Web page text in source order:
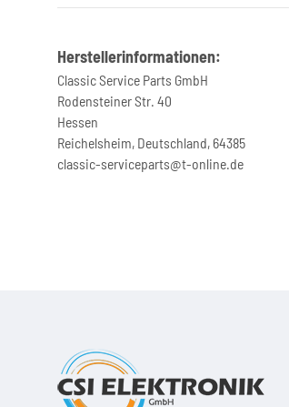
Herstellerinformationen:
Classic Service Parts GmbH
Rodensteiner Str. 40
Hessen
Reichelsheim, Deutschland, 64385
classic-serviceparts@t-online.de